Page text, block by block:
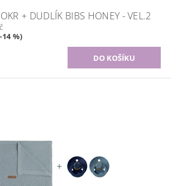
+ DUDLÍK BIBS HONEY - VEL.2
%)